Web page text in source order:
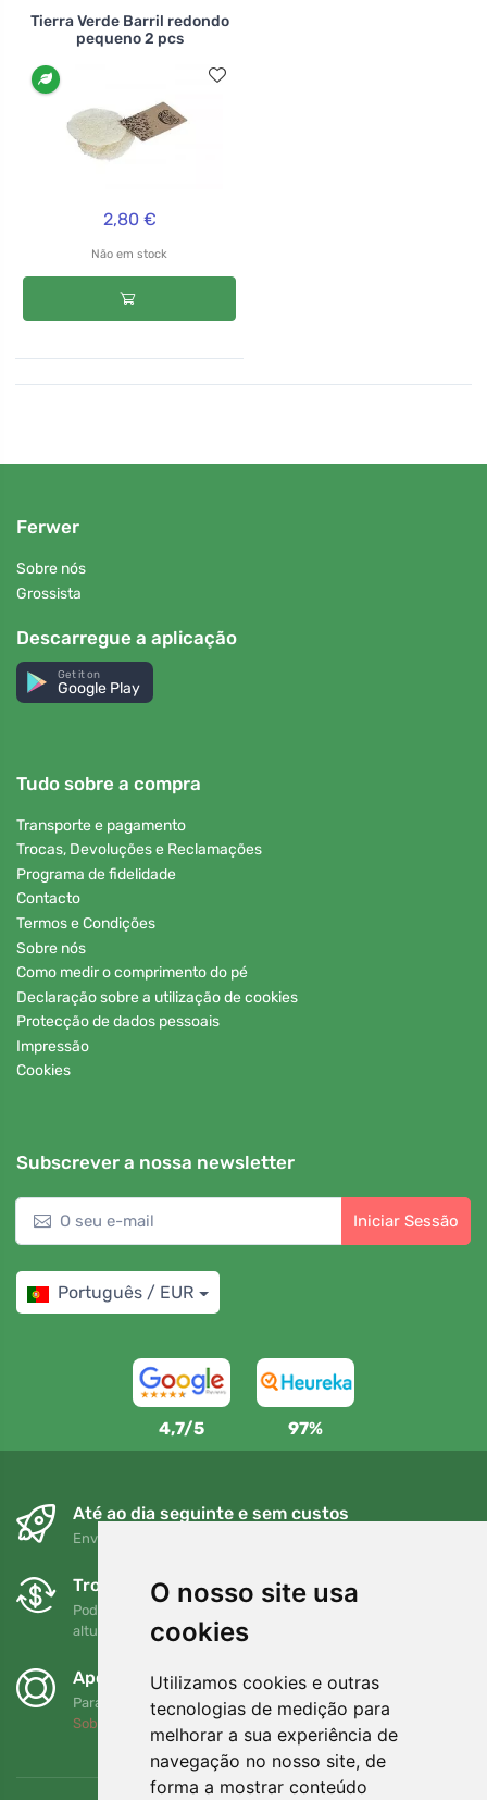
O nosso site usa
cookies
Utilizamos cookies e outras
tecnologias de medição para
melhorar a sua experiência de
navegação no nosso site, de
forma a mostrar conteúdo
Tierra Verde Barril redondo
pequeno 2 pcs
2,80 €
Não em stock
Ferwer
Sobre nós
Grossista
Descarregue a aplicação
Get it on
Google Play
Tudo sobre a compra
Transporte e pagamento
Trocas, Devoluções e Reclamações
Programa de fidelidade
Contacto
Termos e Condições
Sobre nós
Como medir o comprimento do pé
Declaração sobre a utilização de cookies
Protecção de dados pessoais
Impressão
Cookies
Subscrever a nossa newsletter
Iniciar Sessão
Português / EUR
4,7/5 97%
Até ao dia seguinte e sem custos
Envio gratuito para encomendas superiores a 80 EUR
Trocas e devoluções gratuitas
Pode devolver ou trocar a sua encomenda em qualquer
altura no prazo de 90 dias
Apoiamos a Trees.org
Para cada encomenda plantamos uma árvore! Leia mais
Sobre nós